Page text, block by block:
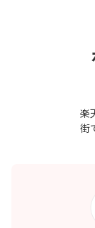
楽
街